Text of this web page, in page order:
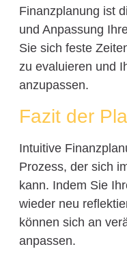
Finanzplanung ist
und Anpassung
Sie sich feste
zu evaluieren und
anzupassen.
Fazit der
Intuitive
Prozess, der sich
kann. Indem Sie
wieder neu
können sich an
anpassen.